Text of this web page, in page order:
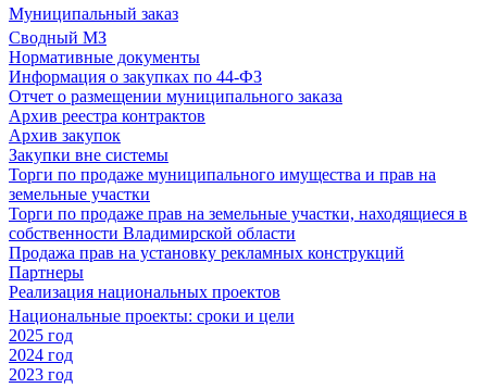
Муниципальный заказ
Сводный МЗ
Нормативные документы
Информация о закупках по 44-ФЗ
Отчет о размещении муниципального заказа
Архив реестра контрактов
Архив закупок
Закупки вне системы
Торги по продаже муниципального имущества и прав на
земельные участки
Торги по продаже прав на земельные участки, находящиеся в
собственности Владимирской области
Продажа прав на установку рекламных конструкций
Партнеры
Реализация национальных проектов
Национальные проекты: сроки и цели
2025 год
2024 год
2023 год